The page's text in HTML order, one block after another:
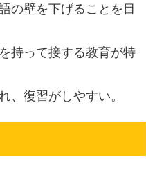
の壁を下げることを目
持って接する教育が特
、復習がしやすい。